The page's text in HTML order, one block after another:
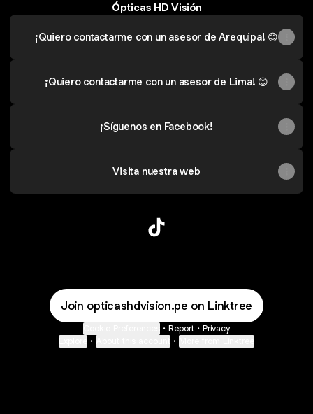
Ópticas HD Visión
¡Quiero contactarme con un asesor de Arequipa! 😊
¡Quiero contactarme con un asesor de Lima! 😊
¡Síguenos en Facebook!
Visita nuestra web
Join opticashdvision.pe on Linktree
• Report • Privacy
• •